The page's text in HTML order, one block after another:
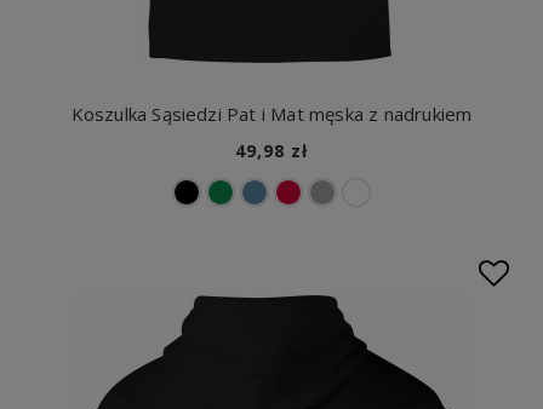
Koszulka Sąsiedzi Pat i Mat męska z nadrukiem
49,98 zł